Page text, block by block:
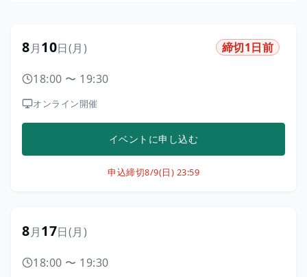
8月10日(月) 締切1日前
18:00 〜 19:30
オンライン開催
イベントに申し込む
申込締切8/9(日) 23:59
8月17日(月)
18:00 〜 19:30